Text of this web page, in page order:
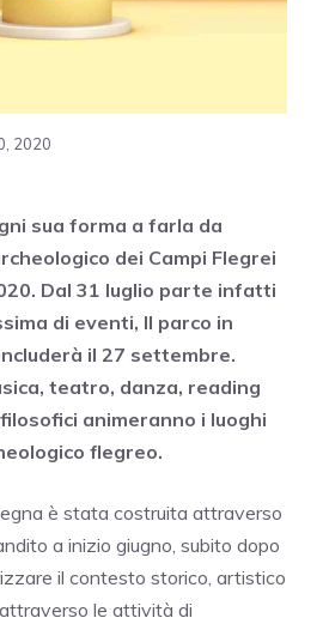
2020
sua forma a farla da
dei Campi Flegrei
Dal 31 luglio parte infatti
di eventi, Il parco in
il 27 settembre.
teatro, danza, reading
animeranno i luoghi
flegreo.
è stata costruita attraverso
a inizio giugno, subito dopo
il contesto storico, artistico
le attività di